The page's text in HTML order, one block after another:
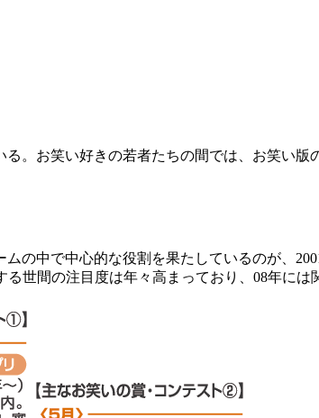
。お笑い好きの若者たちの間では、お笑い版
の中で中心的な役割を果たしているのが、
る世間の注目度は年々高まっており、08年には